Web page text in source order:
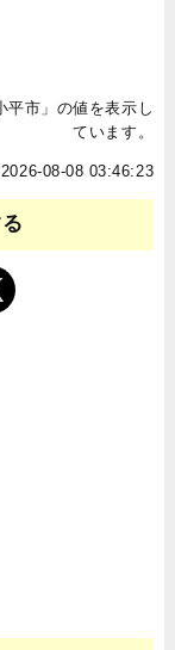
市」の値を表示し
ています。
08-08 03:46:23